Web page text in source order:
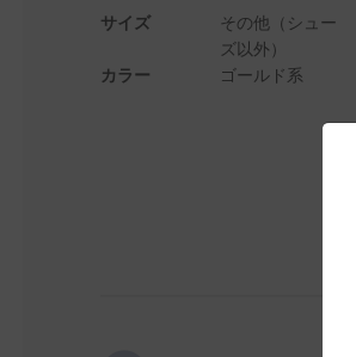
サイズ
カラー
その他（シュー
ズ以外）
ゴールド系